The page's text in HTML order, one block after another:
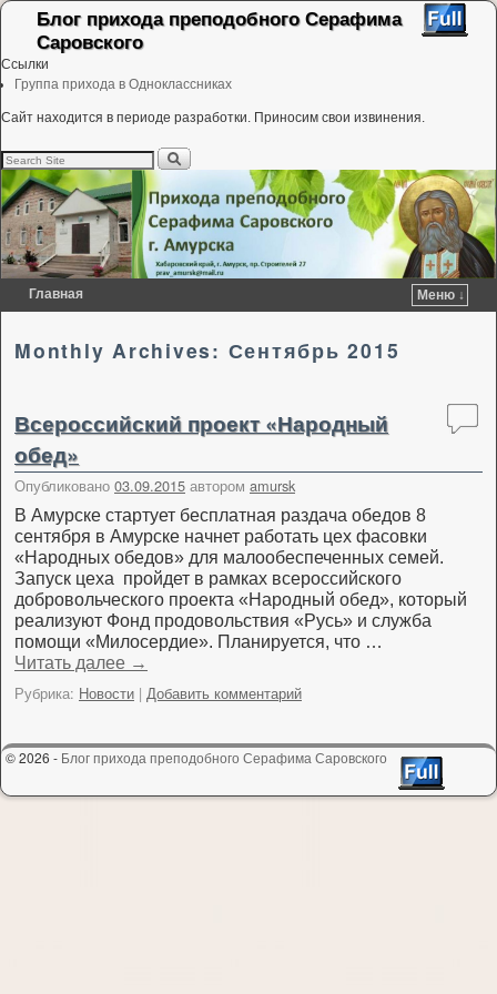
Блог прихода преподобного Серафима
Саровского
Ссылки
Группа прихода в Одноклассниках
Сайт находится в периоде разработки. Приносим свои извинения.
Главная
Меню ↓
Monthly Archives: Сентябрь 2015
Всероссийский проект «Народный
обед»
Опубликовано 03.09.2015 автором amursk
В Амурске стартует бесплатная раздача обедов 8
сентября в Амурске начнет работать цех фасовки
«Народных обедов» для малообеспеченных семей.
Запуск цеха пройдет в рамках всероссийского
добровольческого проекта «Народный обед», который
реализуют Фонд продовольствия «Русь» и служба
помощи «Милосердие». Планируется, что …
Читать далее →
Рубрика: Новости | Добавить комментарий
© 2026 - Блог прихода преподобного Серафима Саровского